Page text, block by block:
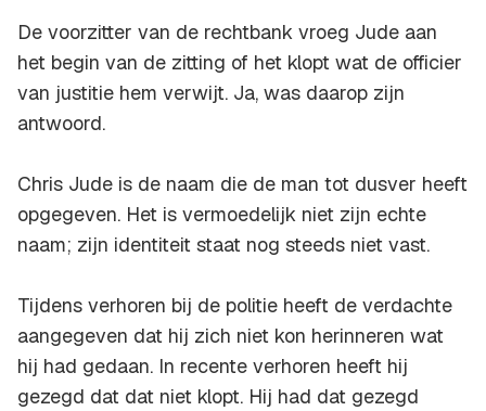
De voorzitter van de rechtbank vroeg Jude aan
het begin van de zitting of het klopt wat de officier
van justitie hem verwijt. Ja, was daarop zijn
antwoord.
Chris Jude is de naam die de man tot dusver heeft
opgegeven. Het is vermoedelijk niet zijn echte
naam; zijn identiteit staat nog steeds niet vast.
Tijdens verhoren bij de politie heeft de verdachte
aangegeven dat hij zich niet kon herinneren wat
hij had gedaan. In recente verhoren heeft hij
gezegd dat dat niet klopt. Hij had dat gezegd